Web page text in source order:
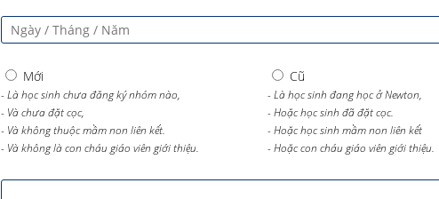
Mới
- Là học sinh chưa đăng ký nhóm nào,
- Và chưa đặt cọc,
- Và không thuộc mầm non liên kết.
- Và không là con cháu giáo viên giới thiệu.
Cũ
- Là học sinh đang học ở Newton,
- Hoặc học sinh đã đặt cọc.
- Hoặc học sinh mầm non liên kết
- Hoặc con cháu giáo viên giới thiệu.